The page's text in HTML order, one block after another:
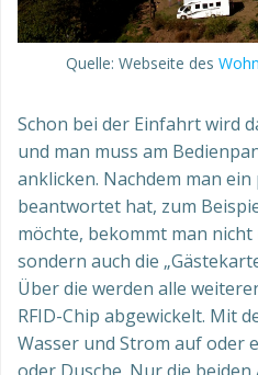
Quelle: Webseite des
Schon bei der Einfahrt wird
und man muss am
anklicken. Nachdem man
beantwortet hat, zum
möchte, bekommt man
sondern auch die
Über die werden alle
RFID-Chip abgewickelt. Mit
Wasser und Strom auf